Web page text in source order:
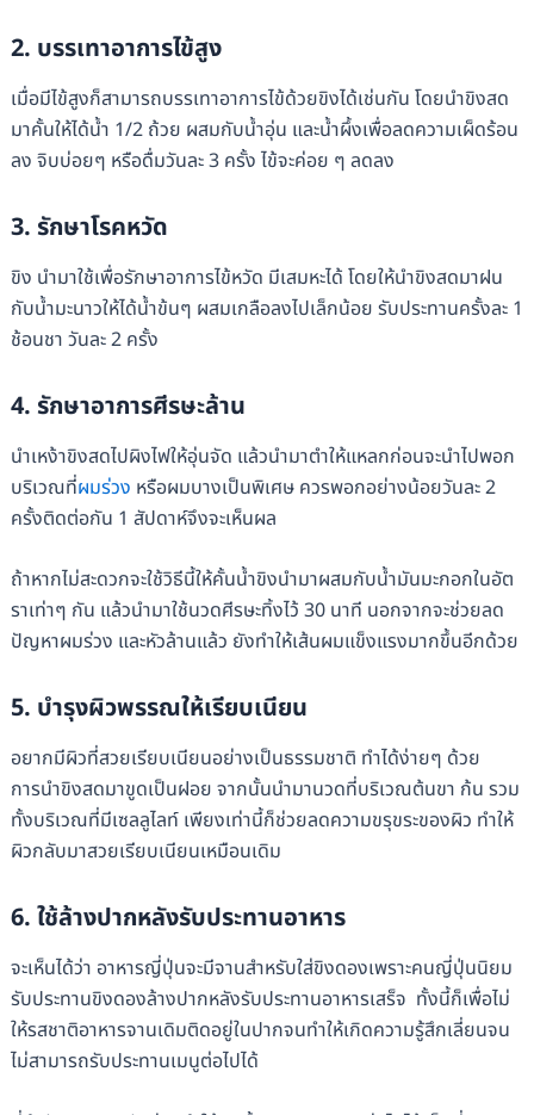
2. บรรเทาอาการไข้สูง
เมื่อมีไข้สูงก็สามารถบรรเทาอาการไข้ด้วยขิงได้เช่นกัน โดยนำขิงสด
มาคั้นให้ได้น้ำ 1/2 ถ้วย ผสมกับน้ำอุ่น และน้ำผึ้งเพื่อลดความเผ็ดร้อน
ลง จิบบ่อยๆ หรือดื่มวันละ 3 ครั้ง ไข้จะค่อย ๆ ลดลง
3. รักษาโรคหวัด
ขิง นำมาใช้เพื่อรักษาอาการไข้หวัด มีเสมหะได้ โดยให้นำขิงสดมาฝน
กับน้ำมะนาวให้ได้น้ำข้นๆ ผสมเกลือลงไปเล็กน้อย รับประทานครั้งละ 1
ช้อนชา วันละ 2 ครั้ง
4. รักษาอาการศีรษะล้าน
นำเหง้าขิงสดไปผิงไฟให้อุ่นจัด แล้วนำมาตำให้แหลกก่อนจะนำไปพอก
บริเวณที่ผมร่วง หรือผมบางเป็นพิเศษ ควรพอกอย่างน้อยวันละ 2
ครั้งติดต่อกัน 1 สัปดาห์จึงจะเห็นผล
ถ้าหากไม่สะดวกจะใช้วิธีนี้ให้คั้นน้ำขิงนำมาผสมกับน้ำมันมะกอกในอัต
ราเท่าๆ กัน แล้วนำมาใช้นวดศีรษะทิ้งไว้ 30 นาที นอกจากจะช่วยลด
ปัญหาผมร่วง และหัวล้านแล้ว ยังทำให้เส้นผมแข็งแรงมากขึ้นอีกด้วย
5. บำรุงผิวพรรณให้เรียบเนียน
อยากมีผิวที่สวยเรียบเนียนอย่างเป็นธรรมชาติ ทำได้ง่ายๆ ด้วย
การนำขิงสดมาขูดเป็นฝอย จากนั้นนำมานวดที่บริเวณต้นขา ก้น รวม
ทั้งบริเวณที่มีเซลลูไลท์ เพียงเท่านี้ก็ช่วยลดความขรุขระของผิว ทำให้
ผิวกลับมาสวยเรียบเนียนเหมือนเดิม
6. ใช้ล้างปากหลังรับประทานอาหาร
จะเห็นได้ว่า อาหารญี่ปุ่นจะมีจานสำหรับใส่ขิงดองเพราะคนญี่ปุ่นนิยม
รับประทานขิงดองล้างปากหลังรับประทานอาหารเสร็จ ทั้งนี้ก็เพื่อไม่
ให้รสชาติอาหารจานเดิมติดอยู่ในปากจนทำให้เกิดความรู้สึกเลี่ยนจน
ไม่สามารถรับประทานเมนูต่อไปได้